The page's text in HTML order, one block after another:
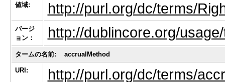
値域: http://purl.org/dc/terms/
バージ
ョン：
http://dublincore.org/
タームの名前: accrualMethod
URI: http://purl.org/dc/terms/